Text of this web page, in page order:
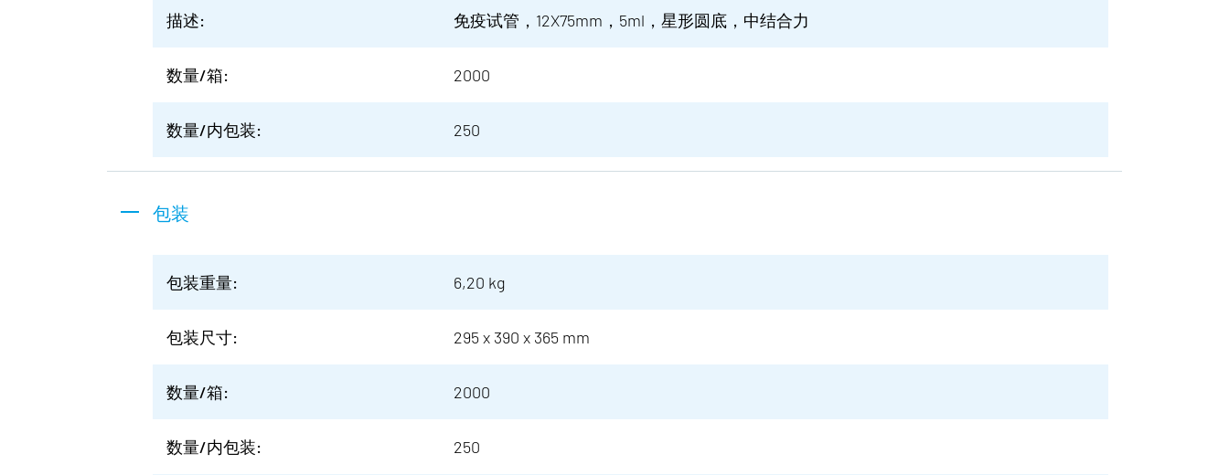
描述: 免疫试管，12X75mm，5ml，星形圆底，中结合力
数量/箱: 2000
数量/内包装: 250
包装
包装重量: 6,20 kg
包装尺寸: 295 x 390 x 365 mm
数量/箱: 2000
数量/内包装: 250